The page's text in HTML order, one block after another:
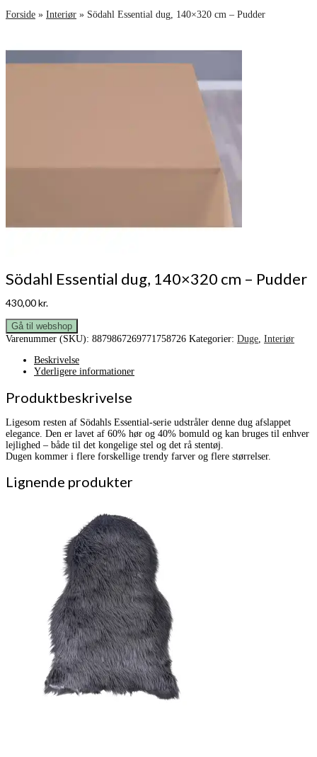
Forside » Interiør » Södahl Essential dug, 140×320 cm – Pudder
Södahl Essential dug, 140×320 cm – Pudder
430,00kr.
Gå til webshop
Varenummer (SKU): 8879867269771758726 Kategorier: Duge, Interiør
Beskrivelse
Yderligere informationer
Produktbeskrivelse
Ligesom resten af Södahls Essential-serie udstråler denne dug afslappet
elegance. Den er lavet af 60% hør og 40% bomuld og kan bruges til enhver
lejlighed – både til det kongelige stel og det rå stentøj.
Dugen kommer i flere forskellige trendy farver og flere størrelser.
Lignende produkter